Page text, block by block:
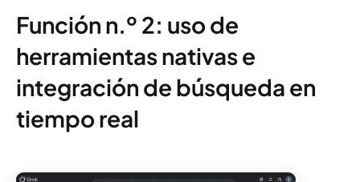
Función n.º 2: uso de
herramientas nativas e
integración de búsqueda en
tiempo real